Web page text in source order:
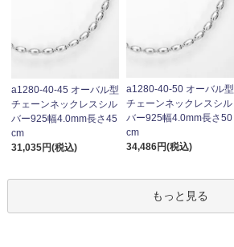
a1280-40-45 オーバル型
チェーンネックレスシル
バー925幅4.0mm長さ45
cm
31,035円(税込)
a1280-40-50 オーバル型
チェーンネックレスシル
バー925幅4.0mm長さ50
cm
34,486円(税込)
もっと見る